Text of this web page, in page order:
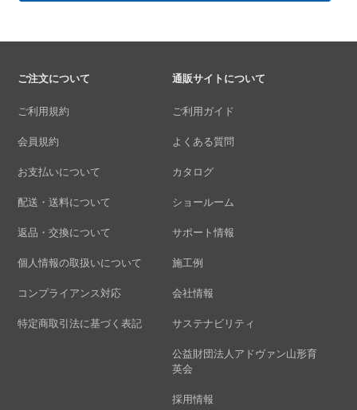
ご注文について
ご利用規約
会員規約
お支払いについて
配送・送料について
返品・交換について
個人情報の取扱いについて
コンプライアンス対応
特定商取引法に基づく表記
通販サイトについて
ご利用ガイド
よくある質問
カタログ
ショールーム
サポート情報
施工例
会社情報
サステナビリティ
公益財団法人アドヴァン山形育
英会
採用情報